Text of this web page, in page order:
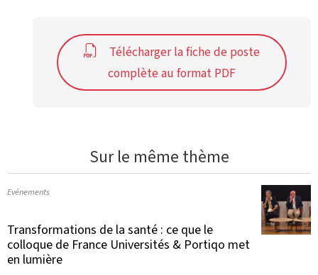
Télécharger la fiche de poste
complète au format PDF
Sur le même thème
Evénements
Transformations de la santé : ce que le
colloque de France Universités & Portiqo met
en lumière